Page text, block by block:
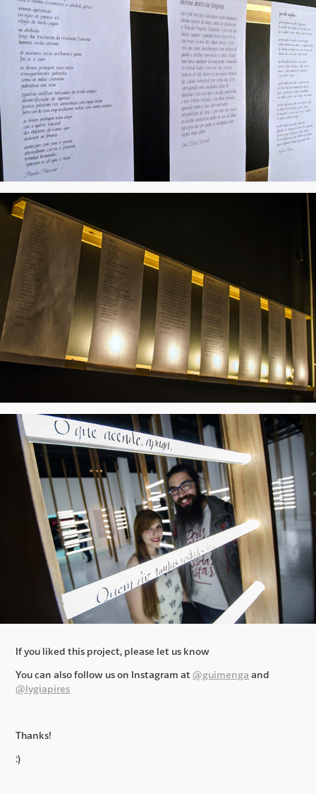
If you liked this project, please let us know
You can also follow us on Instagram at@guimenga and
@lygiapires
Thanks!
:)